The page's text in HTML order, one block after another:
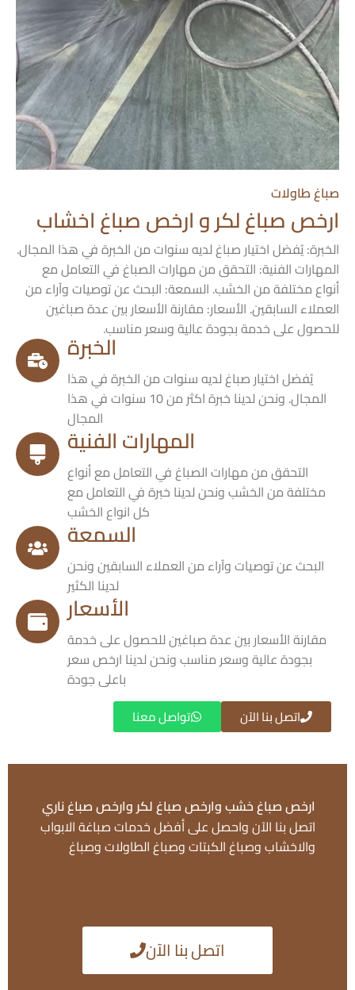
صباغ طاولات
ارخص صباغ لكر و ارخص صباغ اخشاب
الخبرة: يُفضل اختيار صباغ لديه سنوات من الخبرة في هذا المجال.
المهارات الفنية: التحقق من مهارات الصباغ في التعامل مع
أنواع مختلفة من الخشب. السمعة: البحث عن توصيات وآراء من
العملاء السابقين. الأسعار: مقارنة الأسعار بين عدة صباغين
للحصول على خدمة بجودة عالية وسعر مناسب.الخبرة
يُفضل اختيار صباغ لديه سنوات من الخبرة في هذا
المجال. ونحن لدينا خبرة اكثر من 10 سنوات في هذا
المجال
المهارات الفنية
التحقق من مهارات الصباغ في التعامل مع أنواع
مختلفة من الخشب ونحن لدينا خبرة في التعامل مع
كل انواع الخشب
السمعة
البحث عن توصيات وآراء من العملاء السابقين ونحن
لدينا الكثير
الأسعار
مقارنة الأسعار بين عدة صباغين للحصول على خدمة
بجودة عالية وسعر مناسب ونحن لدينا ارخص سعر
باعلى جودة
اتصل بنا الآن تواصل معنا
ارخص صباغ خشب وارخص صباغ لكر وارخص صباغ ناري
اتصل بنا الآن واحصل على أفضل خدمات صباغة الابواب
والاخشاب وصباغ الكبتات وصباغ الطاولات وصباغ
اتصل بنا الآن